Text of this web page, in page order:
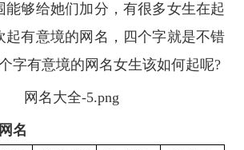
能够给她们加分，有很多女生在起
起有意境的网名，四个字就是不错
字有意境的网名女生该如何起呢?
名